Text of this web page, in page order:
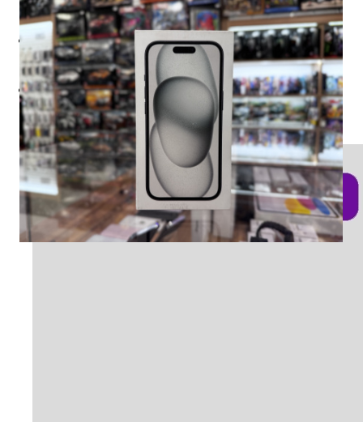
Характеристики Где купить
Оплата Доставка